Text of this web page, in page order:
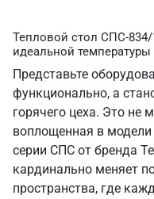
Тепловой стол СПС-
идеальной
Представьте
функционально, а
горячего цеха. Это не
воплощенная в
серии СПС от бренда
кардинально меняет
пространства, где